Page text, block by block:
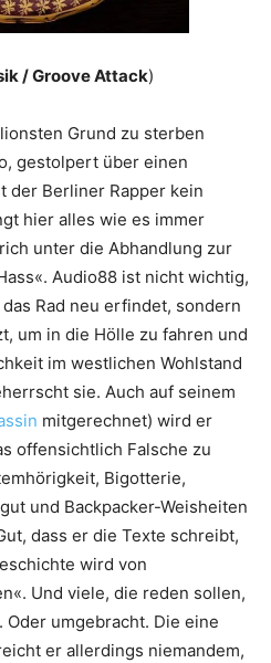
/ Groove Attack)
Grund zu sterben
gestolpert über einen
der Berliner Rapper kein
hier alles wie es immer
unter die Abhandlung zur
Audio88 ist nicht wichtig,
Rad neu erfindet, sondern
um in die Hölle zu fahren und
im westlichen Wohlstand
sie. Auch auf seinem
mitgerechnet) wird er
offensichtlich Falsche zu
Bigotterie,
und Backpacker-Weisheiten
dass er die Texte schreibt,
wird von
Und viele, die reden sollen,
umgebracht. Die eine
er allerdings niemandem,